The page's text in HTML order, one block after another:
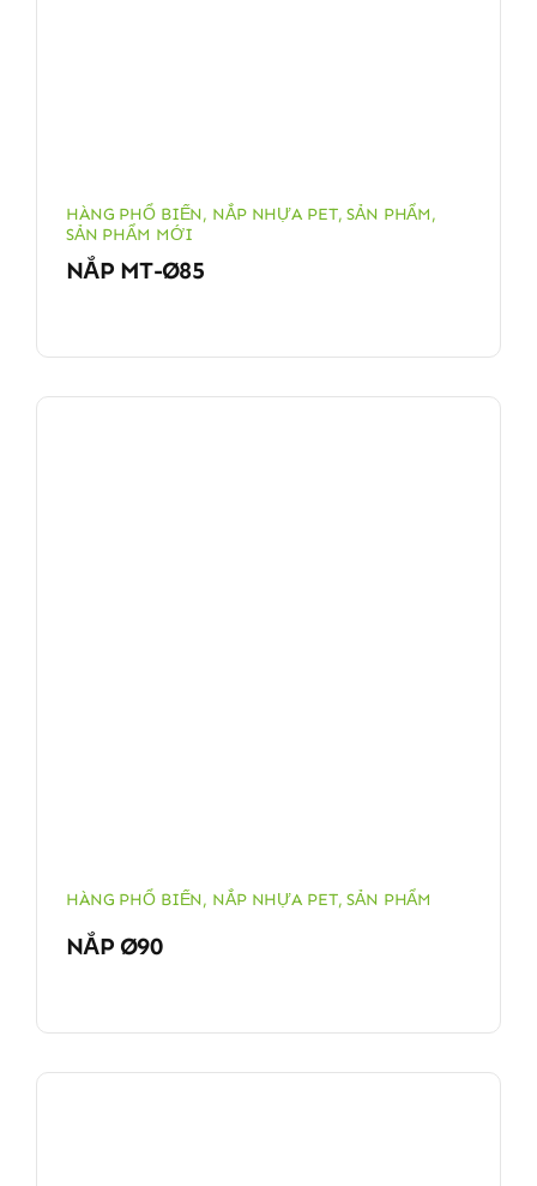
HÀNG PHỔ BIẾN, NẮP NHỰA PET,SẢN PHẨM,
SẢN PHẨM MỚI
NẮP MT-Ø85
HÀNG PHỔ BIẾN, NẮP NHỰA PET,SẢN PHẨM
NẮP Ø90